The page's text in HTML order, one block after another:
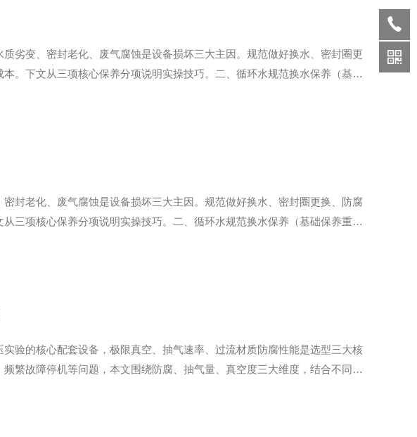
劣变、密封老化、废气腐蚀是设备损坏三大主因。规范做好换水、密封圈更
。下文从三项核心保养分项说明实操技巧。二、循环水规范换水保养（基础
封老化、废气腐蚀是设备损坏三大主因。规范做好换水、密封圈更换、防腐
三项核心保养分项说明实操技巧。二、循环水规范换水保养（基础保养重中
验的核心配套设备，极限真空、抽气速率、过流材质防腐性能是选型三大核
繁故障停机等问题，本文围绕防腐、抽气量、真空度三大维度，结合不同实